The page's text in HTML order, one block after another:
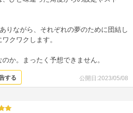
りながら、それぞれの夢のために団結し
クワクします。
か。まったく予想できません。
公開日:2023/05/08
する